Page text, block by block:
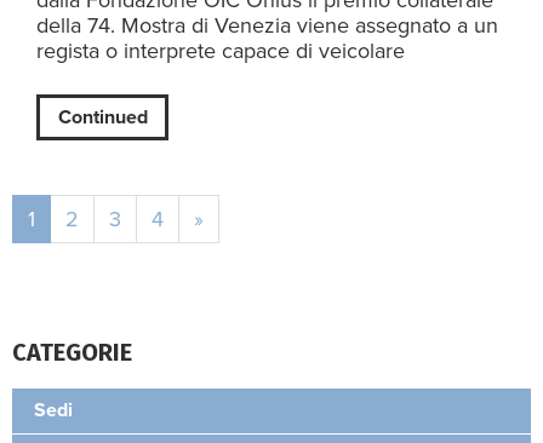
della 74. Mostra di Venezia viene assegnato a un
regista o interprete capace di veicolare
Continued
1 2 3 4 »
CATEGORIE
Sedi